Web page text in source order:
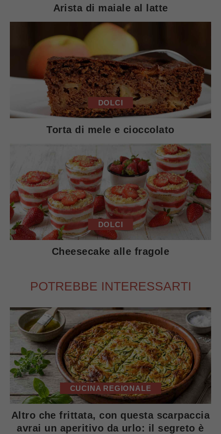
Arista di maiale al latte
DOLCI
Torta di mele e cioccolato
DOLCI
Cheesecake alle fragole
POTREBBE INTERESSARTI
CUCINA REGIONALE
Altro che frittata, con questa scarpaccia
avrai un aperitivo da urlo: il segreto è